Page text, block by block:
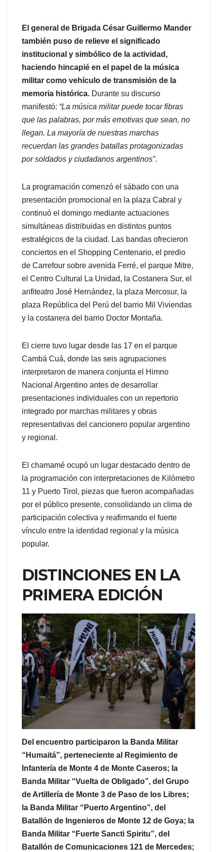
El general de Brigada César Guillermo Mander
también puso de relieve el significado
institucional y simbólico de la actividad,
haciendo hincapié en el papel de la música
militar como vehículo de transmisión de la
memoria histórica. Durante su discurso
manifestó: “La música militar puede tocar fibras
que las palabras, por más emotivas que sean, no
llegan. La mayoría de nuestras marchas
recuerdan las grandes batallas protagonizadas
por soldados y ciudadanos argentinos”.
La programación comenzó el sábado con una
presentación promocional en la plaza Cabral y
continuó el domingo mediante actuaciones
simultáneas distribuidas en distintos puntos
estratégicos de la ciudad. Las bandas ofrecieron
conciertos en el Shopping Centenario, el predio
de Carrefour sobre avenida Ferré, el parque Mitre,
el Centro Cultural La Unidad, la Costanera Sur, el
anfiteatro José Hernández, la plaza Mercosur, la
plaza República del Perú del barrio Mil Viviendas
y la costanera del barrio Doctor Montaña.
El cierre tuvo lugar desde las 17 en el parque
Cambá Cuá, donde las seis agrupaciones
interpretaron de manera conjunta el Himno
Nacional Argentino antes de desarrollar
presentaciones individuales con un repertorio
integrado por marchas militares y obras
representativas del cancionero popular argentino
y regional.
El chamamé ocupó un lugar destacado dentro de
la programación con interpretaciones de Kilómetro
11 y Puerto Tirol, piezas que fueron acompañadas
por el público presente, consolidando un clima de
participación colectiva y reafirmando el fuerte
vínculo entre la identidad regional y la música
popular.
DISTINCIONES EN LA
PRIMERA EDICIÓN
Del encuentro participaron la Banda Militar
“Humaitá”, perteneciente al Regimiento de
Infantería de Monte 4 de Monte Caseros; la
Banda Militar “Vuelta de Obligado”, del Grupo
de Artillería de Monte 3 de Paso de los Libres;
la Banda Militar “Puerto Argentino”, del
Batallón de Ingenieros de Monte 12 de Goya; la
Banda Militar “Fuerte Sancti Spiritu”, del
Batallón de Comunicaciones 121 de Mercedes;